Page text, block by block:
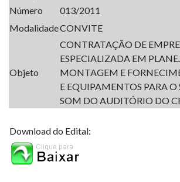
Número
013/2011
ModalidadeCONVITE
Objeto
CONTRATAÇÃO DE
ESPECIALIZADA EM
MONTAGEM E
E EQUIPAMENTOS PARA O
SOM DO AUDITÓRIO DO
Download do Edital: